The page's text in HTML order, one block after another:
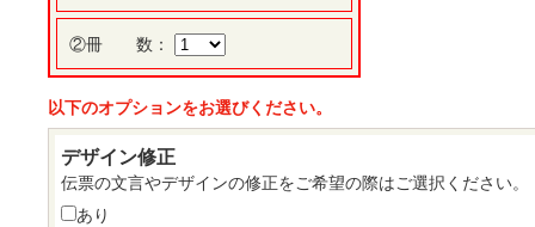
②冊 数：
以下のオプションをお選びください。
デザイン修正
伝票の文言やデザインの修正をご希望の際はご選択ください。
あり